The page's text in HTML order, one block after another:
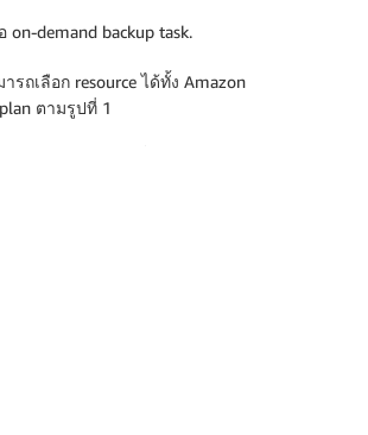
demand backup task.
รถเลือก resource ได้ทั้ง Amazon
ตามรูปที่ 1